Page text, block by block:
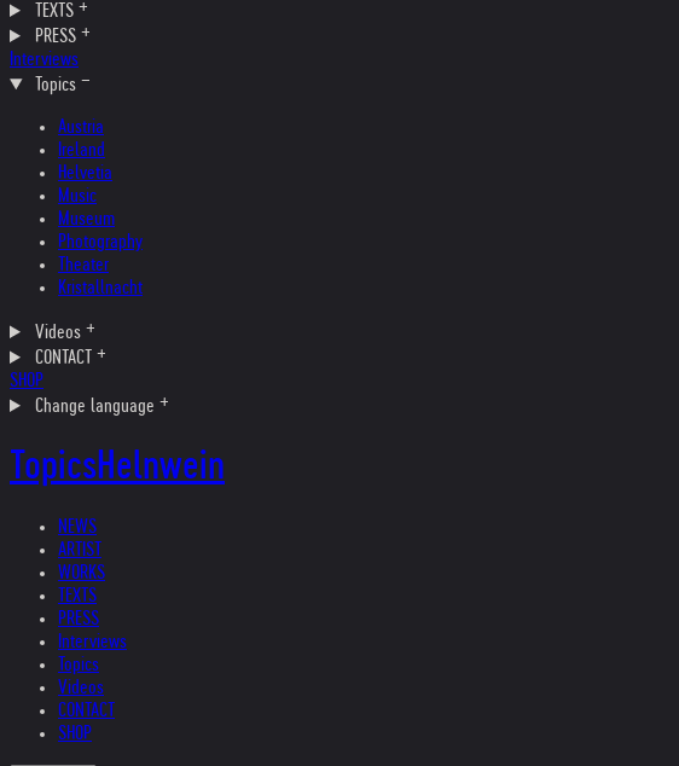
TEXTS
PRESS
Interviews
Topics
Austria
Ireland
Helvetia
Music
Museum
Photography
Theater
Kristallnacht
Videos
CONTACT
SHOP
Change language
TopicsHelnwein
NEWS
ARTIST
WORKS
TEXTS
PRESS
Interviews
Topics
Videos
CONTACT
SHOP